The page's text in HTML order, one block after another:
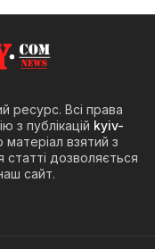
ресурс. Всі права
з публікацій kyiv-
взятий з
дозволяється
сайт.